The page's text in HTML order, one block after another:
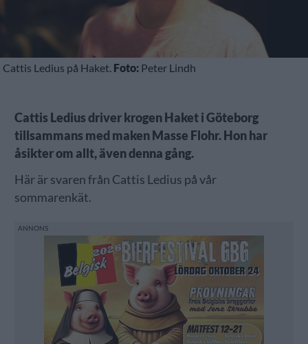
Cattis Ledius på Haket. Foto: Peter Lindh
Cattis Ledius driver krogen Haket i Göteborg
tillsammans med maken Masse Flohr. Hon har
åsikter om allt, även denna gång.
Här är svaren från Cattis Ledius på vår
sommarenkät.